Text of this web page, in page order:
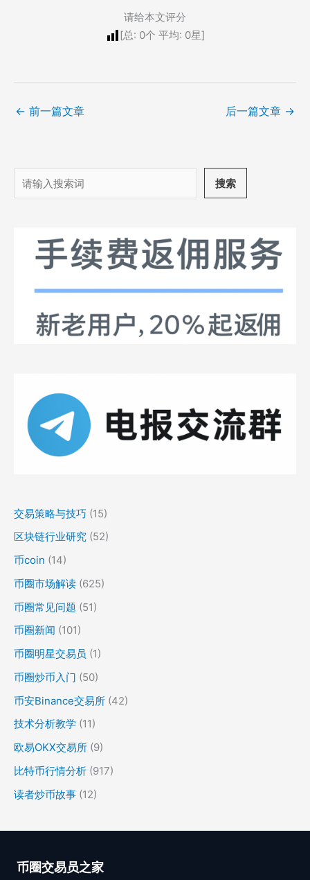
请给本文评分
[总: 0个 平均: 0星]
← 前一篇文章 后一篇文章 →
搜
索
搜索
交易策略与技巧 (15)
区块链行业研究 (52)
币coin (14)
币圈市场解读 (625)
币圈常见问题 (51)
币圈新闻 (101)
币圈明星交易员 (1)
币圈炒币入门 (50)
币安Binance交易所 (42)
技术分析教学 (11)
欧易OKX交易所 (9)
比特币行情分析 (917)
读者炒币故事 (12)
币圈交易员之家